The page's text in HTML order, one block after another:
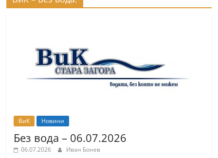
ВиК Новини
Без вода – 06.07.2026
06.07.2026 Иван Бонев